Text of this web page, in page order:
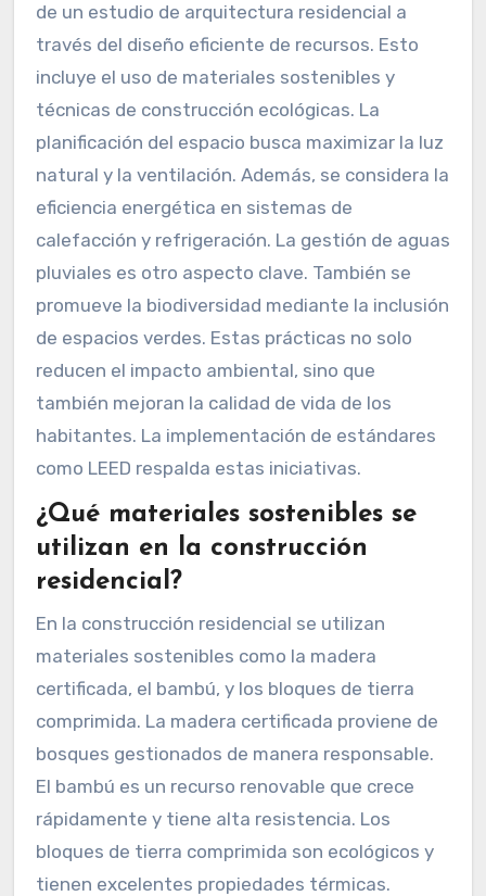
de un estudio de arquitectura residencial a
través del diseño eficiente de recursos. Esto
incluye el uso de materiales sostenibles y
técnicas de construcción ecológicas. La
planificación del espacio busca maximizar la luz
natural y la ventilación. Además, se considera la
eficiencia energética en sistemas de
calefacción y refrigeración. La gestión de aguas
pluviales es otro aspecto clave. También se
promueve la biodiversidad mediante la inclusión
de espacios verdes. Estas prácticas no solo
reducen el impacto ambiental, sino que
también mejoran la calidad de vida de los
habitantes. La implementación de estándares
como LEED respalda estas iniciativas.
¿Qué materiales sostenibles se
utilizan en la construcción
residencial?
En la construcción residencial se utilizan
materiales sostenibles como la madera
certificada, el bambú, y los bloques de tierra
comprimida. La madera certificada proviene de
bosques gestionados de manera responsable.
El bambú es un recurso renovable que crece
rápidamente y tiene alta resistencia. Los
bloques de tierra comprimida son ecológicos y
tienen excelentes propiedades térmicas.